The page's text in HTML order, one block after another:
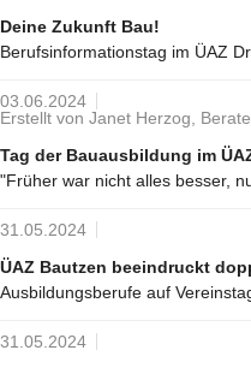
Deine Zukunft Bau!
Berufsinformationstag im ÜAZ
03.06.2024
Erstellt von Janet Herzog,
Tag der Bauausbildung im
"Früher war nicht alles besser,
31.05.2024
ÜAZ Bautzen beeindruckt
Ausbildungsberufe auf
31.05.2024